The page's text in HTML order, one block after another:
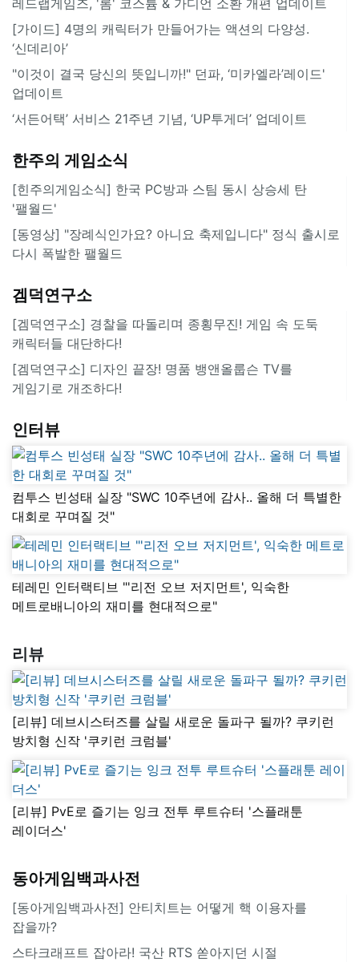
[가이드] 4명의 캐릭터가 만들어가는 액션의 다양성.
‘신데리아’
"이것이 결국 당신의 뜻입니까!" 던파, ‘미카엘라’레이드'
업데이트
‘서든어택’ 서비스 21주년 기념, ‘UP투게더’ 업데이트
한주의 게임소식
[힌주의게임소식] 한국 PC방과 스팀 동시 상승세 탄
'팰월드'
[동영상] "장례식인가요? 아니요 축제입니다" 정식 출시로
다시 폭발한 팰월드
겜덕연구소
[겜덕연구소] 경찰을 따돌리며 종횡무진! 게임 속 도둑
캐릭터들 대단하다!
[겜덕연구소] 디자인 끝장! 명품 뱅앤올룹슨 TV를
게임기로 개조하다!
인터뷰
컴투스 빈성태 실장 "SWC 10주년에 감사.. 올해 더 특별한
대회로 꾸며질 것"
테레민 인터랙티브 "'리전 오브 저지먼트', 익숙한
메트로배니아의 재미를 현대적으로"
리뷰
[리뷰] 데브시스터즈를 살릴 새로운 돌파구 될까? 쿠키런
방치형 신작 '쿠키런 크럼블'
[리뷰] PvE로 즐기는 잉크 전투 루트슈터 '스플래툰
레이더스'
동아게임백과사전
[동아게임백과사전] 안티치트는 어떻게 핵 이용자를
잡을까?
스타크래프트 잡아라! 국산 RTS 쏟아지던 시절